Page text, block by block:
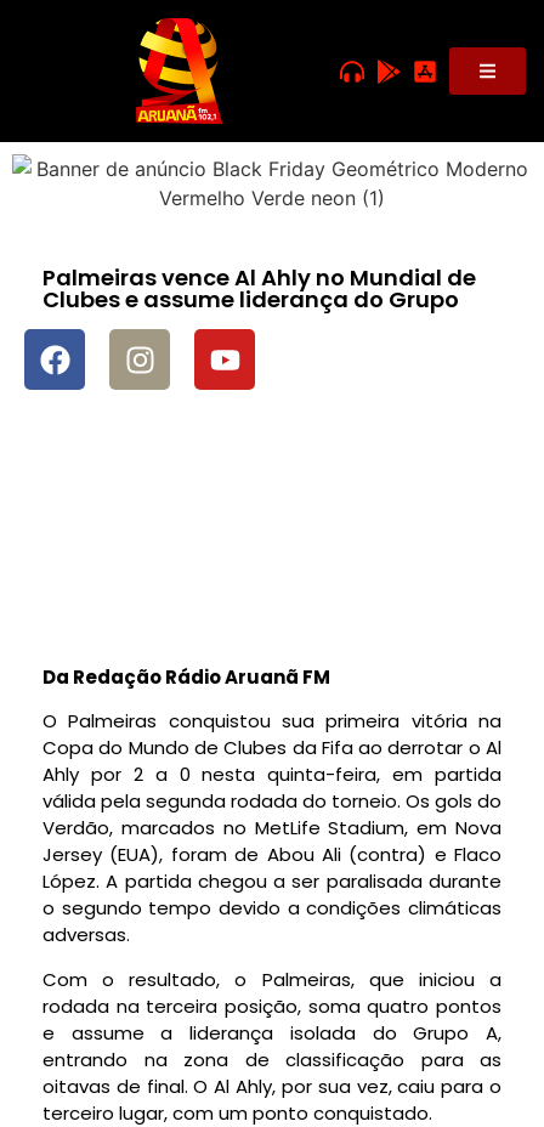
Palmeiras vence Al Ahly no Mundial de
Clubes e assume liderança do Grupo
Da Redação Rádio Aruanã FM
O Palmeiras conquistou sua primeira vitória na
Copa do Mundo de Clubes da Fifa ao derrotar o Al
Ahly por 2 a 0 nesta quinta-feira, em partida
válida pela segunda rodada do torneio. Os gols do
Verdão, marcados no MetLife Stadium, em Nova
Jersey (EUA), foram de Abou Ali (contra) e Flaco
López. A partida chegou a ser paralisada durante
o segundo tempo devido a condições climáticas
adversas.
Com o resultado, o Palmeiras, que iniciou a
rodada na terceira posição, soma quatro pontos
e assume a liderança isolada do Grupo A,
entrando na zona de classificação para as
oitavas de final. O Al Ahly, por sua vez, caiu para o
terceiro lugar, com um ponto conquistado.